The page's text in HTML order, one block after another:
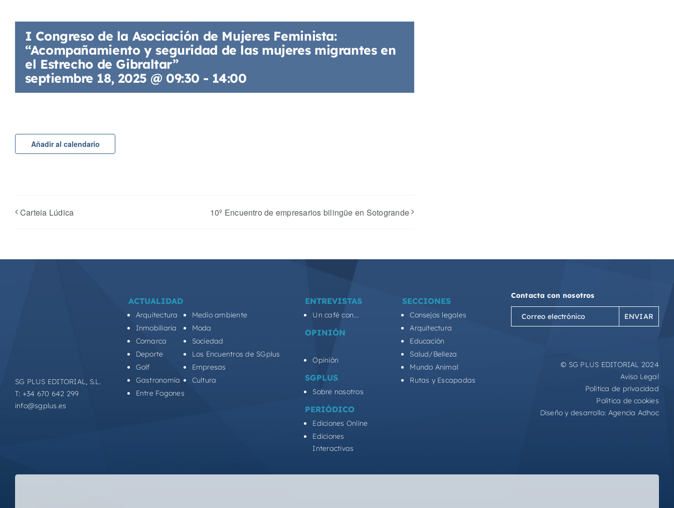
I Congreso de la Asociación de Mujeres Feminista:
“Acompañamiento y seguridad de las mujeres migrantes en
el Estrecho de Gibraltar”
septiembre 18, 2025 @ 09:30 - 14:00
Añadir al calendario
Carteia Lúdica 10º Encuentro de empresarios bilingüe en Sotogrande
SG PLUS EDITORIAL, S.L.
T: +34 670 642 299
info@sgplus.es
ACTUALIDAD
Arquitectura
Inmobiliaria
Comarca
Deporte
Golf
Gastronomía
Entre Fogones
Medio ambiente
Moda
Sociedad
Los Encuentros de SGplus
Empresas
Cultura
ENTREVISTAS
Un café con...
OPINIÓN
Opinión
SGPLUS
Sobre nosotros
PERIÓDICO
Ediciones Online
Ediciones
Interactivas
SECCIONES
Consejos legales
Arquitectura
Educación
Salud/Belleza
Mundo Animal
Rutas y Escapadas
Contacta con nosotros
Correo
electrónico
© SG PLUS EDITORIAL 2024
Aviso Legal
Política de privacidad
Política de cookies
Diseño y desarrollo: Agencia Adhoc